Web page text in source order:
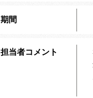
期間
担当者コメント